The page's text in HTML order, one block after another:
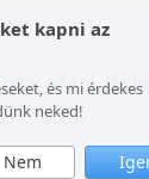
kapni az
és mi érdekes
neked!
Nem
Mai,